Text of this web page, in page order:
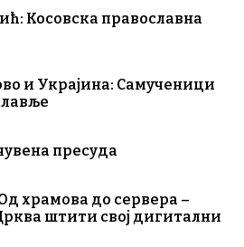
Косовска православна
и Украјина: Самученици
пресуда
храмова до сервера –
штити свој дигитални